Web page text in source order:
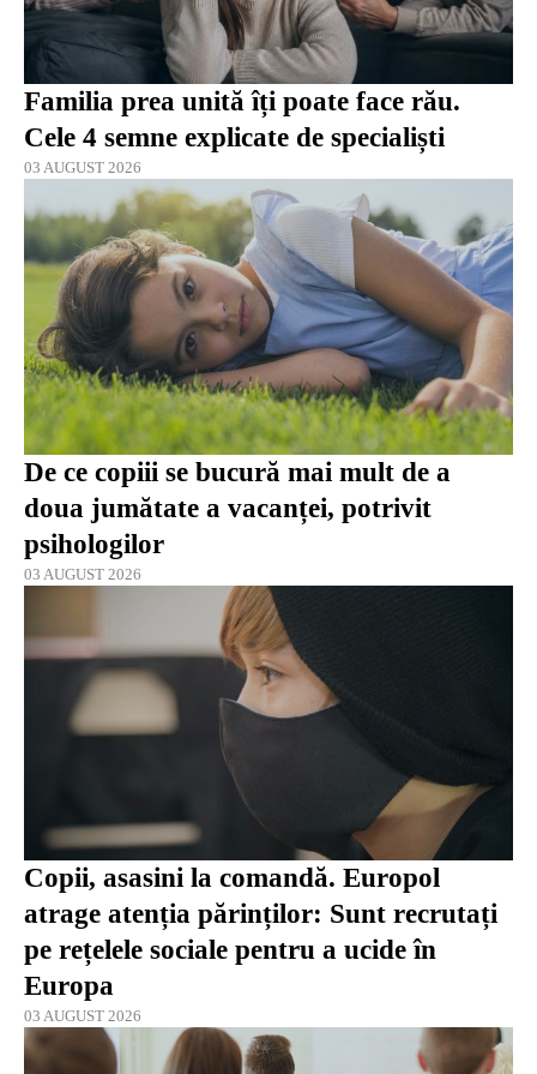
Familia prea unită îți poate face rău.
Cele 4 semne explicate de specialiști
03 AUGUST 2026
De ce copiii se bucură mai mult de a
doua jumătate a vacanței, potrivit
psihologilor
03 AUGUST 2026
Copii, asasini la comandă. Europol
atrage atenția părinților: Sunt recrutați
pe rețelele sociale pentru a ucide în
Europa
03 AUGUST 2026